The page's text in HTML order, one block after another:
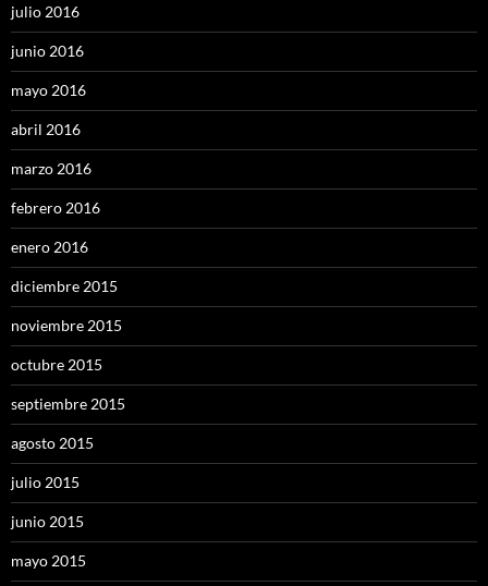
julio 2016
junio 2016
mayo 2016
abril 2016
marzo 2016
febrero 2016
enero 2016
diciembre 2015
noviembre 2015
octubre 2015
septiembre 2015
agosto 2015
julio 2015
junio 2015
mayo 2015